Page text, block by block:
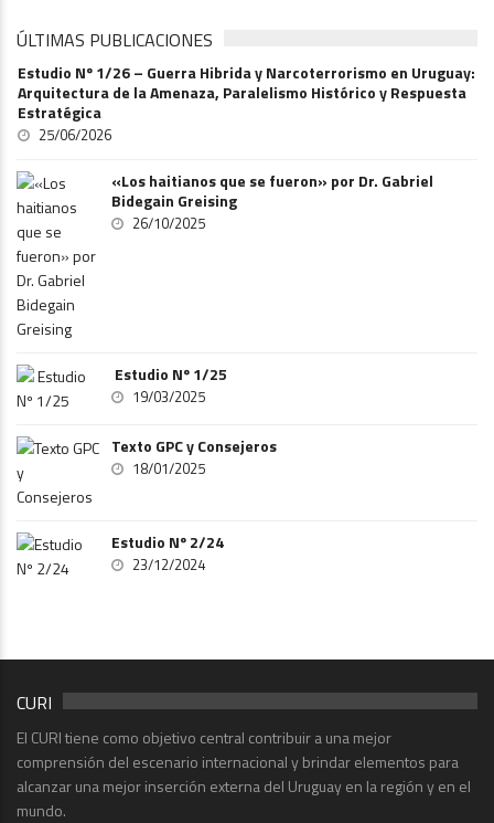
ÚLTIMAS PUBLICACIONES
Estudio Nº 1/26 – Guerra Hibrida y Narcoterrorismo en Uruguay:
Arquitectura de la Amenaza, Paralelismo Histórico y Respuesta
Estratégica
25/06/2026
«Los haitianos que se fueron» por Dr. Gabriel
Bidegain Greising
26/10/2025
Estudio Nº 1/25
19/03/2025
Texto GPC y Consejeros
18/01/2025
Estudio Nº 2/24
23/12/2024
CURI
El CURI tiene como objetivo central contribuir a una mejor
comprensión del escenario internacional y brindar elementos para
alcanzar una mejor inserción externa del Uruguay en la región y en el
mundo.